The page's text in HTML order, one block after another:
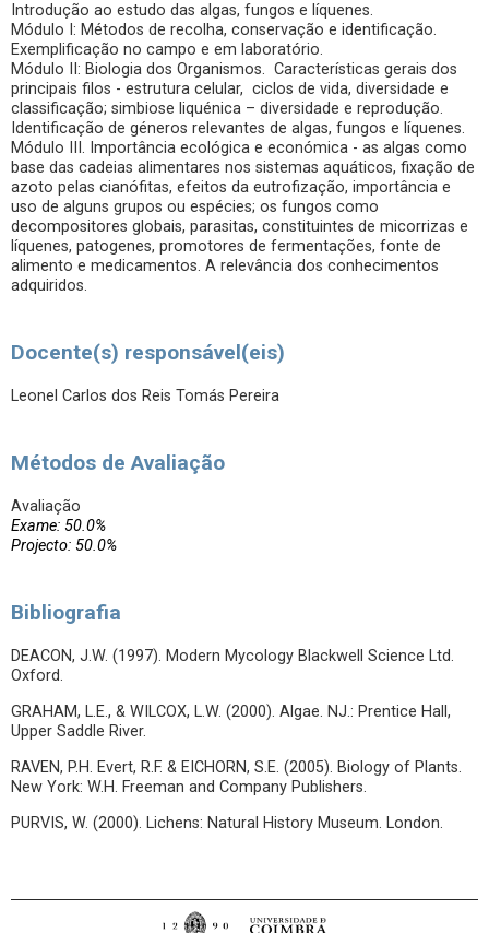
Introdução ao estudo das algas, fungos e líquenes.
Módulo I: Métodos de recolha, conservação e identificação.
Exemplificação no campo e em laboratório.
Módulo II: Biologia dos Organismos. Características gerais dos
principais filos - estrutura celular, ciclos de vida, diversidade e
classificação; simbiose liquénica – diversidade e reprodução.
Identificação de géneros relevantes de algas, fungos e líquenes.
Módulo III. Importância ecológica e económica - as algas como
base das cadeias alimentares nos sistemas aquáticos, fixação de
azoto pelas cianófitas, efeitos da eutrofização, importância e
uso de alguns grupos ou espécies; os fungos como
decompositores globais, parasitas, constituintes de micorrizas e
líquenes, patogenes, promotores de fermentações, fonte de
alimento e medicamentos. A relevância dos conhecimentos
adquiridos.
Docente(s) responsável(eis)
Leonel Carlos dos Reis Tomás Pereira
Métodos de Avaliação
Avaliação
Exame: 50.0%
Projecto: 50.0%
Bibliografia
DEACON, J.W. (1997). Modern Mycology Blackwell Science Ltd.
Oxford.
GRAHAM, L.E., & WILCOX, L.W. (2000). Algae. NJ.: Prentice Hall,
Upper Saddle River.
RAVEN, P.H. Evert, R.F. & EICHORN, S.E. (2005). Biology of Plants.
New York: W.H. Freeman and Company Publishers.
PURVIS, W. (2000). Lichens: Natural History Museum. London.